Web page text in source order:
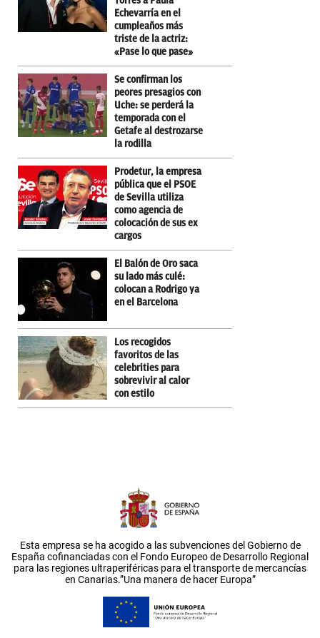
Echevarría en el
cumpleaños más
triste de la actriz:
«Pase lo que pase»
Se confirman los
peores presagios con
Uche: se perderá la
temporada con el
Getafe al destrozarse
la rodilla
Prodetur, la empresa
pública que el PSOE
de Sevilla utiliza
como agencia de
colocación de sus ex
cargos
El Balón de Oro saca
su lado más culé:
colocan a Rodrigo ya
en el Barcelona
Los recogidos
favoritos de las
celebrities para
sobrevivir al calor
con estilo
Esta empresa se ha acogido a las subvenciones del Gobierno de
España cofinanciadas con el Fondo Europeo de Desarrollo Regional
para las regiones ultraperiféricas para el transporte de mercancías
en Canarias.”Una manera de hacer Europa”